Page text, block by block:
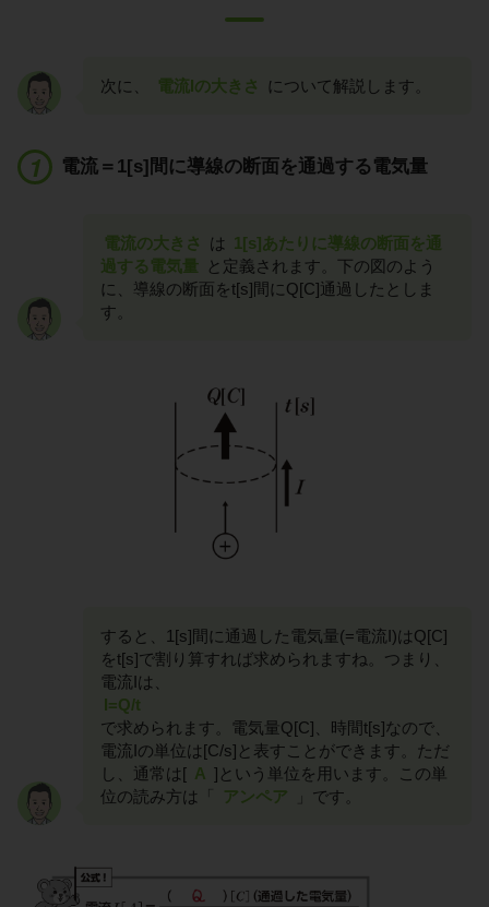
次に、 電流Iの大きさ について解説します。
電流＝1[s]間に導線の断面を通過する電気量
電流の大きさ は 1[s]あたりに導線の断面を通
過する電気量 と定義されます。下の図のよう
に、導線の断面をt[s]間にQ[C]通過したとしま
す。
すると、1[s]間に通過した電気量(=電流I)はQ[C]
をt[s]で割り算すれば求められますね。つまり、
電流Iは、
I=Q/t
で求められます。電気量Q[C]、時間t[s]なので、
電流Iの単位は[C/s]と表すことができます。ただ
し、通常は[ A ]という単位を用います。この単
位の読み方は「
アンペア 」です。